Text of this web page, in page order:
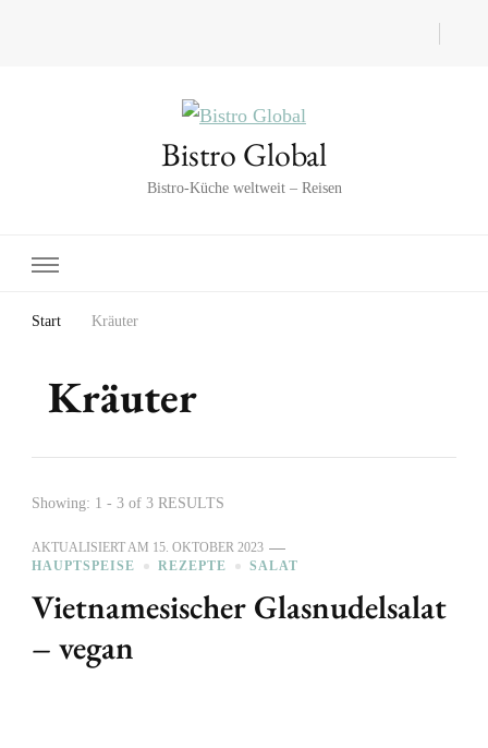
Bistro Global
Bistro-Küche weltweit – Reisen
Start Kräuter
Kräuter
Showing: 1 - 3 of 3 RESULTS
AKTUALISIERT AM 15. OKTOBER 2023
HAUPTSPEISE
REZEPTE SALAT
Vietnamesischer Glasnudelsalat
– vegan